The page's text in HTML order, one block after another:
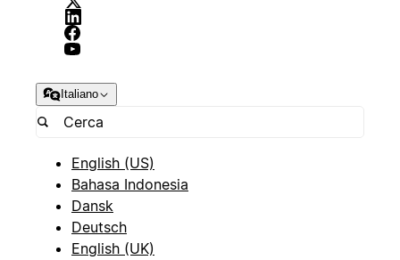
Italiano
English (US)
Bahasa Indonesia
Dansk
Deutsch
English (UK)